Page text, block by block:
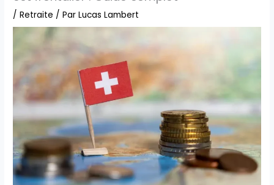
/Retraite / ParLucas Lambert